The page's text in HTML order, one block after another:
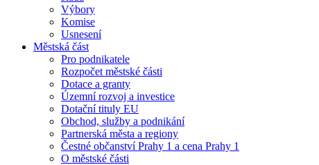
Výbory
Komise
Usnesení
Městská část
Pro podnikatele
Rozpočet městské části
Dotace a granty
Územní rozvoj a investice
Dotační tituly EU
Obchod, služby a podnikání
Partnerská města a regiony
Čestné občanství Prahy 1 a cena Prahy 1
O městské části